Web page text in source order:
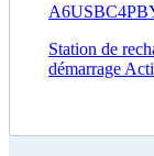
Station de
démarrage